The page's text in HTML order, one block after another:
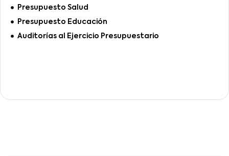
Presupuesto Salud
Presupuesto Educación
Auditorías al Ejercicio Presupuestario